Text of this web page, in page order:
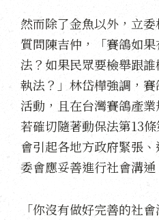
然而除了金魚以外，立
質問陳吉仲，「賽鴿如
法？如果民眾要檢舉跟
執法？」林岱樺強調，
活動，且在台灣賽鴿產業
若確切隨著動保法第13
會引起各地方政府緊張
委會應妥善進行社會溝通
「你沒有做好完善的社